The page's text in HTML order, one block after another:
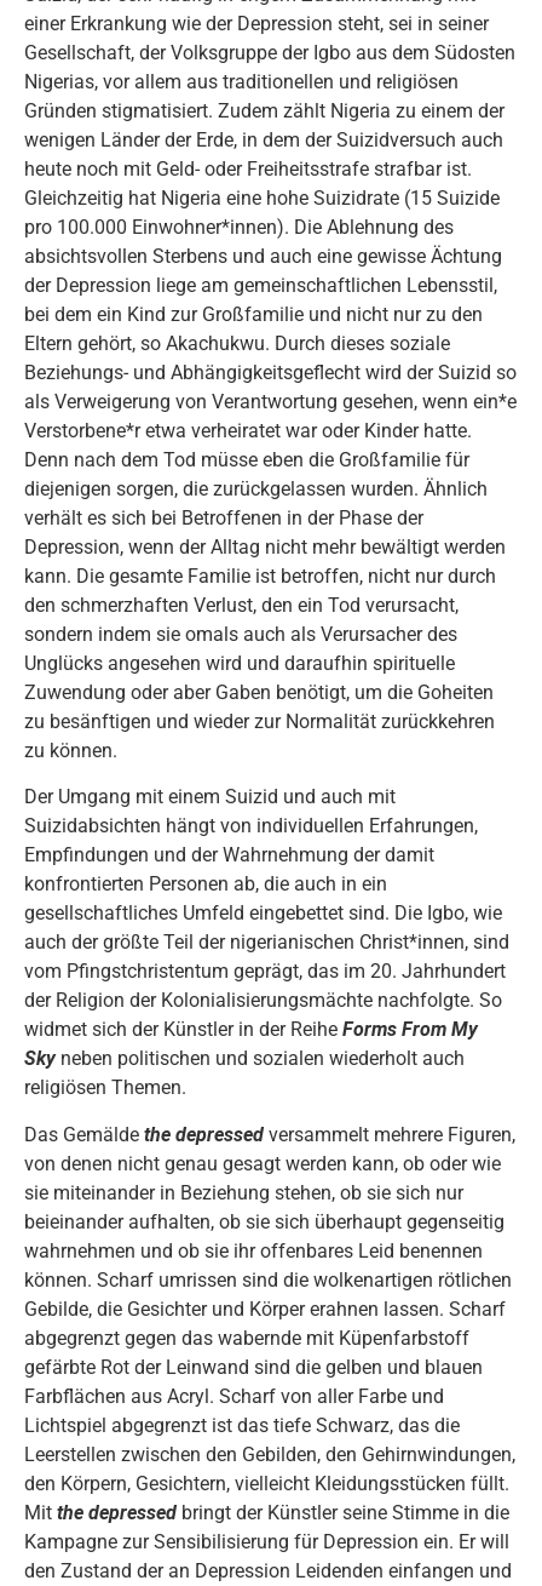
einer Erkrankung wie der Depression steht, sei in seiner
Gesellschaft, der Volksgruppe der Igbo aus dem Südosten
Nigerias, vor allem aus traditionellen und religiösen
Gründen stigmatisiert. Zudem zählt Nigeria zu einem der
wenigen Länder der Erde, in dem der Suizidversuch auch
heute noch mit Geld- oder Freiheitsstrafe strafbar ist.
Gleichzeitig hat Nigeria eine hohe Suizidrate (15 Suizide
pro 100.000 Einwohner*innen). Die Ablehnung des
absichtsvollen Sterbens und auch eine gewisse Ächtung
der Depression liege am gemeinschaftlichen Lebensstil,
bei dem ein Kind zur Großfamilie und nicht nur zu den
Eltern gehört, so Akachukwu. Durch dieses soziale
Beziehungs- und Abhängigkeitsgeflecht wird der Suizid so
als Verweigerung von Verantwortung gesehen, wenn ein*e
Verstorbene*r etwa verheiratet war oder Kinder hatte.
Denn nach dem Tod müsse eben die Großfamilie für
diejenigen sorgen, die zurückgelassen wurden. Ähnlich
verhält es sich bei Betroffenen in der Phase der
Depression, wenn der Alltag nicht mehr bewältigt werden
kann. Die gesamte Familie ist betroffen, nicht nur durch
den schmerzhaften Verlust, den ein Tod verursacht,
sondern indem sie omals auch als Verursacher des
Unglücks angesehen wird und daraufhin spirituelle
Zuwendung oder aber Gaben benötigt, um die Goheiten
zu besänftigen und wieder zur Normalität zurückkehren
zu können.
Der Umgang mit einem Suizid und auch mit
Suizidabsichten hängt von individuellen Erfahrungen,
Empfindungen und der Wahrnehmung der damit
konfrontierten Personen ab, die auch in ein
gesellschaftliches Umfeld eingebettet sind. Die Igbo, wie
auch der größte Teil der nigerianischen Christ*innen, sind
vom Pfingstchristentum geprägt, das im 20. Jahrhundert
der Religion der Kolonialisierungsmächte nachfolgte. So
widmet sich der Künstler in der Reihe Forms From My
Skyneben politischen und sozialen wiederholt auch
religiösen Themen.
Das Gemälde the depressed versammelt mehrere Figuren,
von denen nicht genau gesagt werden kann, ob oder wie
sie miteinander in Beziehung stehen, ob sie sich nur
beieinander aufhalten, ob sie sich überhaupt gegenseitig
wahrnehmen und ob sie ihr offenbares Leid benennen
können. Scharf umrissen sind die wolkenartigen rötlichen
Gebilde, die Gesichter und Körper erahnen lassen. Scharf
abgegrenzt gegen das wabernde mit Küpenfarbstoff
gefärbte Rot der Leinwand sind die gelben und blauen
Farbflächen aus Acryl. Scharf von aller Farbe und
Lichtspiel abgegrenzt ist das tiefe Schwarz, das die
Leerstellen zwischen den Gebilden, den Gehirnwindungen,
den Körpern, Gesichtern, vielleicht Kleidungsstücken füllt.
Mit the depressed bringt der Künstler seine Stimme in die
Kampagne zur Sensibilisierung für Depression ein. Er will
den Zustand der an Depression Leidenden einfangen und